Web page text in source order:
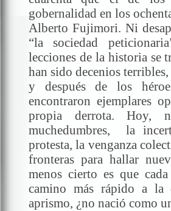
gobernalidad en los
Alberto Fujimori. Ni
“la sociedad
lecciones de la historia se
han sido decenios
y después de los
encontraron ejemplares
propia derrota. Hoy,
muchedumbres, la
protesta, la venganza
fronteras para hallar
menos cierto es que
camino más rápido a la
aprismo, ¿no nació como